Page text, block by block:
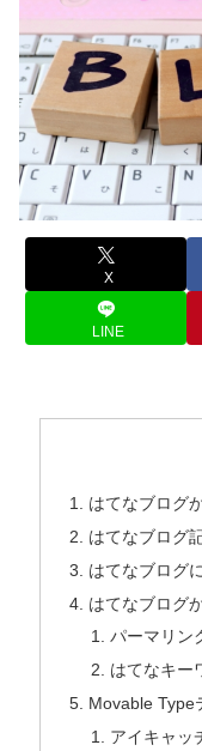
X
LINE
はてなブログ
はてなブログ
はてなブログ
はてなブログ
パーマリン
はてなキー
Movable Type
アイキャッ